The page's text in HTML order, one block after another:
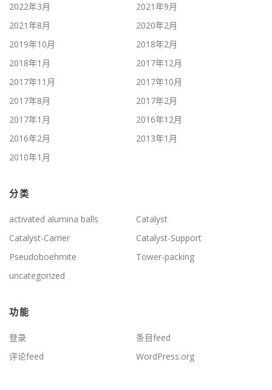
2022年3月
2021年9月
2021年8月
2020年2月
2019年10月
2018年2月
2018年1月
2017年12月
2017年11月
2017年10月
2017年8月
2017年2月
2017年1月
2016年12月
2016年2月
2013年1月
2010年1月
分类
activated alumina balls
Catalyst
Catalyst-Carrier
Catalyst-Support
Pseudoboehmite
Tower-packing
uncategorized
功能
登录
条目feed
评论feed
WordPress.org